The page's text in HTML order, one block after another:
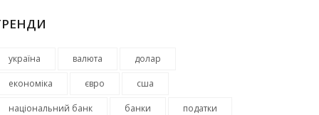
україна валюта долар
економіка євро сша
національний банк банки податки